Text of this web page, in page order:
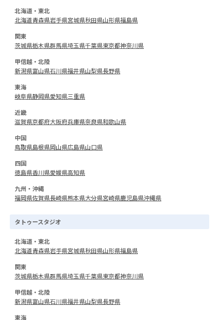
北海道・東北
北海道青森県岩手県宮城県秋田県山形県福島県
関東
茨城県栃木県群馬県埼玉県千葉県東京都神奈川県
甲信越・北陸
新潟県富山県石川県福井県山梨県長野県
東海
岐阜県静岡県愛知県三重県
近畿
滋賀県京都府大阪府兵庫県奈良県和歌山県
中国
鳥取県島根県岡山県広島県山口県
四国
徳島県香川県愛媛県高知県
九州・沖縄
福岡県佐賀県長崎県熊本県大分県宮崎県鹿児島県沖縄県
タトゥースタジオ
北海道・東北
北海道青森県岩手県宮城県秋田県山形県福島県
関東
茨城県栃木県群馬県埼玉県千葉県東京都神奈川県
甲信越・北陸
新潟県富山県石川県福井県山梨県長野県
東海